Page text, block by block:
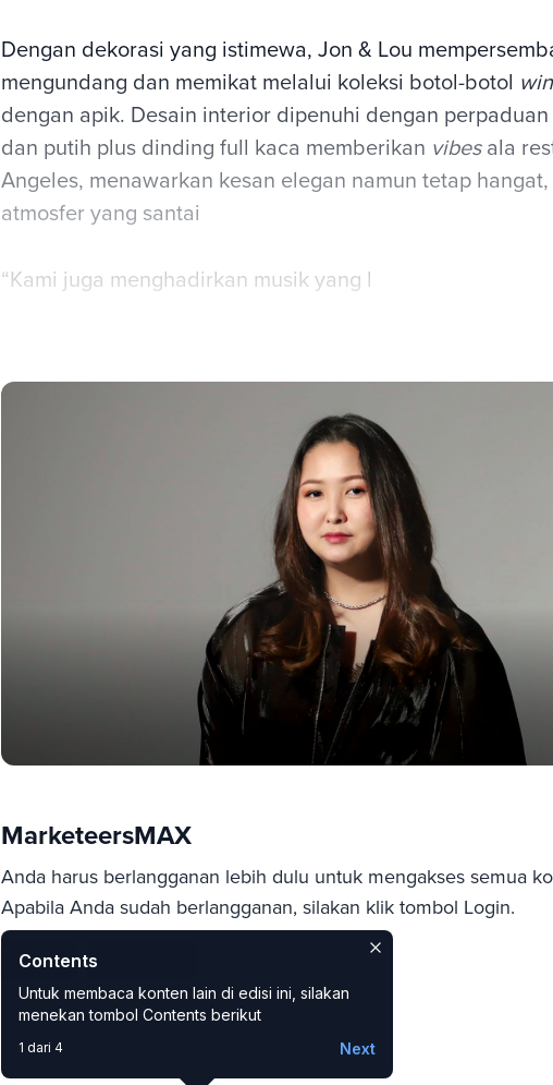
Dengan dekorasi yang istimewa, Jon & Lou
mengundang dan memikat melalui koleksi botol-botol
dengan apik. Desain interior dipenuhi dengan
dan putih plus dinding full kaca memberikan vibesala
Angeles, menawarkan kesan elegan namun tetap
atmosfer yang santai
“Kami juga menghadirkan musik yang l
MarketeersMAX
Anda harus berlangganan lebih dulu untuk mengakses semua
Apabila Anda sudah berlangganan, silakan klik tombol Login.
Login
Contents
Untuk membaca konten lain di edisi ini, silakan
menekan tombol Contents berikut
1 dari 4 Next